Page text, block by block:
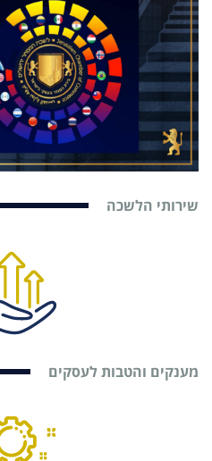
שירותי הלשכה
מענקים והטבות לעסקים